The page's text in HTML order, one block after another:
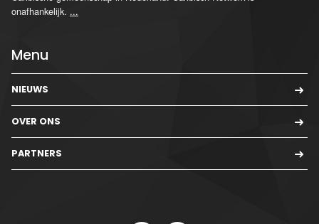
onafhankelijk. ...
Menu
NIEUWS
OVER ONS
PARTNERS